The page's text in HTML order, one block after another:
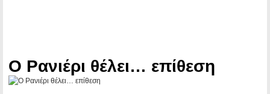
Ο Ρανιέρι θέλει… επίθεση